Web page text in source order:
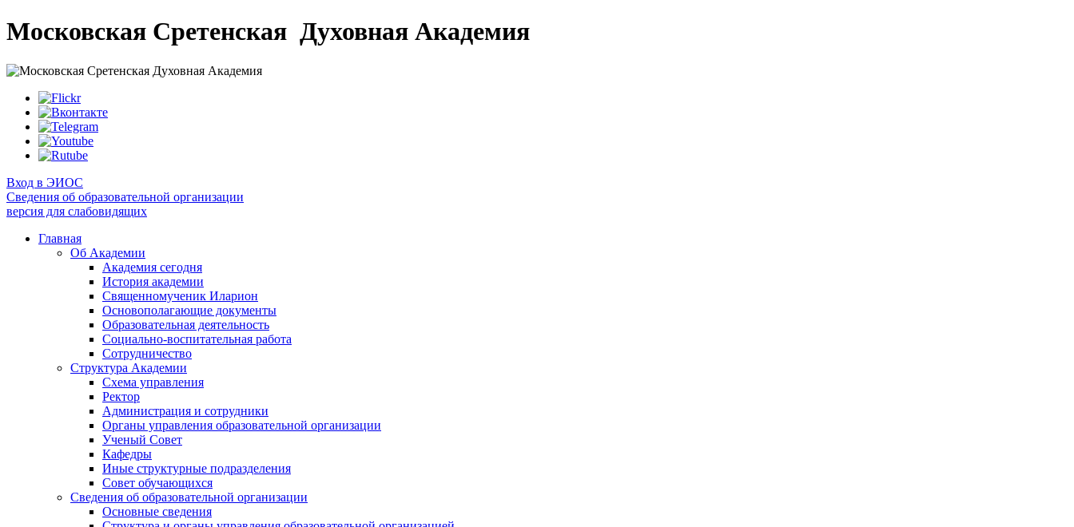
Московская Сретенская Духовная Академия
Вход в ЭИОС
Сведения об образовательной организации
версия для слабовидящих
Главная
Об Академии
Академия сегодня
История академии
Священномученик Иларион
Основополагающие документы
Образовательная деятельность
Социально-воспитательная работа
Сотрудничество
Структура Академии
Схема управления
Ректор
Администрация и сотрудники
Органы управления образовательной организации
Ученый Совет
Кафедры
Иные структурные подразделения
Совет обучающихся
Сведения об образовательной организации
Основные сведения